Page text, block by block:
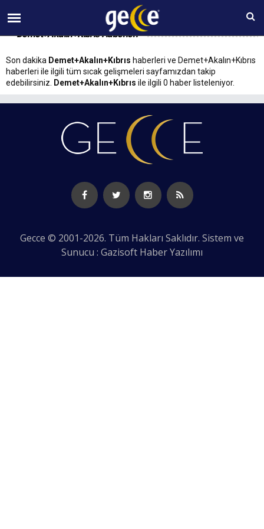
07 AĞUSTOS Cuma 10:09
Demet+Akalın+Kıbrıs Haberleri
Son dakika Demet+Akalın+Kıbrıs haberleri ve Demet+Akalın+Kıbrıs
haberleri ile ilgili tüm sıcak gelişmeleri sayfamızdan takip
edebilirsiniz.
Demet+Akalın+Kıbrıs ile ilgili 0 haber listeleniyor.
Gecce © 2001-2026. Tüm Hakları Saklıdır. Sistem ve
Sunucu : Gazisoft Haber Yazılımı